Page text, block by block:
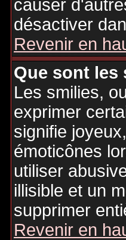
causer
désactiver
Revenir en
Que sont les
Les smilies,
exprimer
signifie
émoticônes
utiliser
illisible et un
supprimer
Revenir en